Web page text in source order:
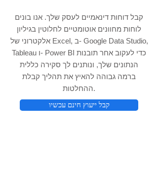
קבל דוחות דינאמיים לעסק שלך. אנו בונים
לוחות מחוונים אוטומטיים לחלוטין בגיליון
אלקטרוני של Excel, ב- Google Data Studio,
Tableau ו- Power BI כדי לעקוב אחר תובנות
הנתונים שלך, ונותנים לך סקירה כללית
ברמה גבוהה להאיץ את תהליך קבלת
ההחלטות.
קבל ייעוץ חינם עכשיו